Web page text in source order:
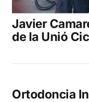
Javier
de la Unió
Ortodoncia